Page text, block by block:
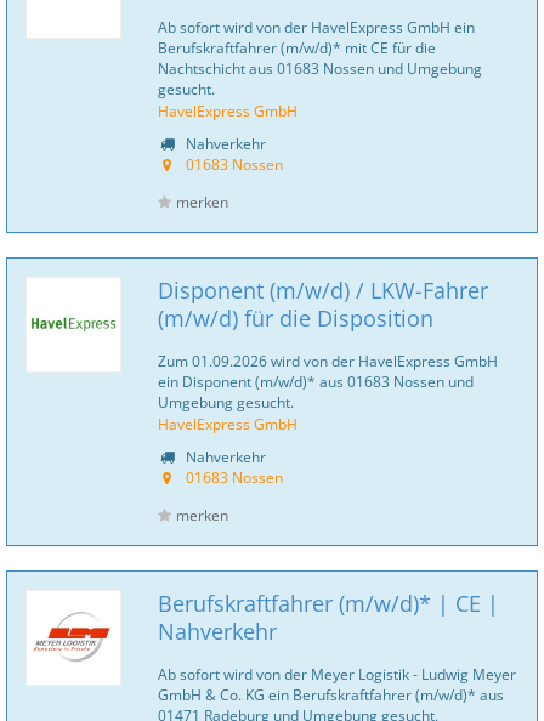
Ab sofort wird von der HavelExpress GmbH ein
Berufskraftfahrer (m/w/d)* mit CE für die
Nachtschicht aus 01683 Nossen und Umgebung
gesucht.
HavelExpress GmbH
Nahverkehr
01683 Nossen
merken
Disponent (m/w/d) / LKW-Fahrer
(m/w/d) für die Disposition
Zum 01.09.2026 wird von der HavelExpress GmbH
ein Disponent (m/w/d)* aus 01683 Nossen und
Umgebung gesucht.
HavelExpress GmbH
Nahverkehr
01683 Nossen
merken
Berufskraftfahrer (m/w/d)* | CE |
Nahverkehr
Ab sofort wird von der Meyer Logistik - Ludwig Meyer
GmbH & Co. KG ein Berufskraftfahrer (m/w/d)* aus
01471 Radeburg und Umgebung gesucht.